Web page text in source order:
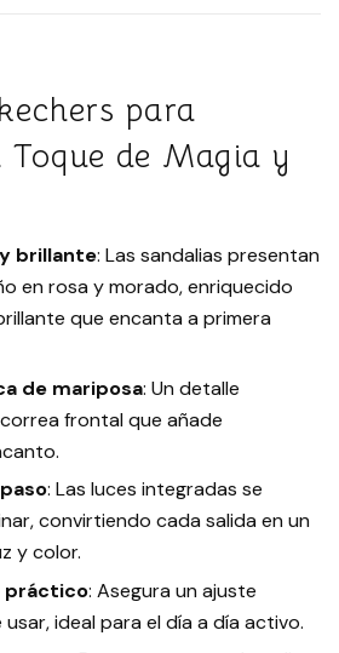
para
Toque de Magia y
brillante: Las sandalias presentan
en rosa y morado, enriquecido
que encanta a primera
de mariposa: Un detalle
frontal que añade
: Las luces integradas se
convirtiendo cada salida en un
y color.
práctico: Asegura un ajuste
ideal para el día a día activo.